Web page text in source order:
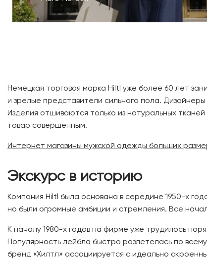
Немецкая торговая марка Hiltl уже более 60 лет
и зрелые представители сильного пола.
Изделия отшиваются только из натуральных
товар совершенным.
Интернет магазины мужской одежды больших
Экскурс в историю
Компания Hiltl была основана в середине 1950-х
но были огромные амбиции и стремления. Все
К началу 1980-х годов на фирме уже трудилось
Популярность лейбла быстро разлетелась по
бренд «Хилтл» ассоциируется с идеально